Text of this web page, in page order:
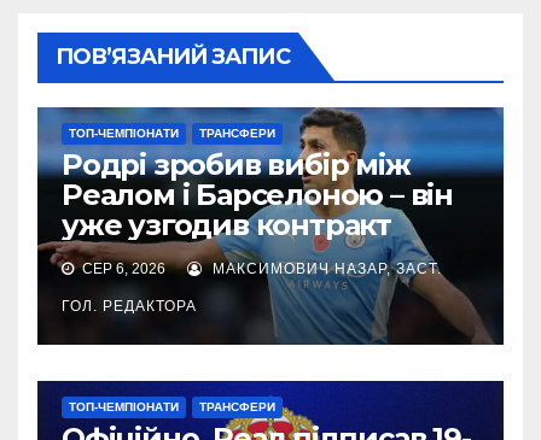
ПОВ’ЯЗАНИЙ ЗАПИС
ТОП-ЧЕМПІОНАТИ ТРАНСФЕРИ
Родрі зробив вибір між
Реалом і Барселоною – він
уже узгодив контракт
СЕР 6, 2026 МАКСИМОВИЧ НАЗАР, ЗАСТ.
ГОЛ. РЕДАКТОРА
ТОП-ЧЕМПІОНАТИ ТРАНСФЕРИ